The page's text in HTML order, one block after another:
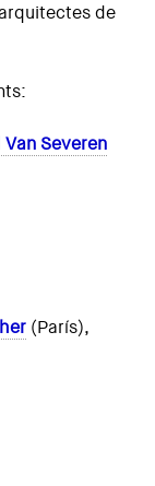
de
Severen
(París),